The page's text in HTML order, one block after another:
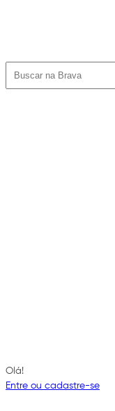
Olá!
Entre ou cadastre-se